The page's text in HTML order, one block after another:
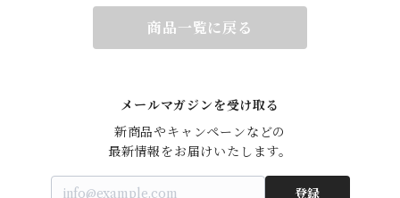
商品一覧に戻る
メールマガジンを受け取る
新商品やキャンペーンなどの
最新情報をお届けいたします。
登録